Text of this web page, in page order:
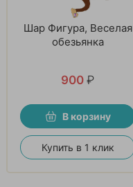
Шар Фигура, Веселая
обезьянка
900 ₽
В корзину
Купить в 1 клик